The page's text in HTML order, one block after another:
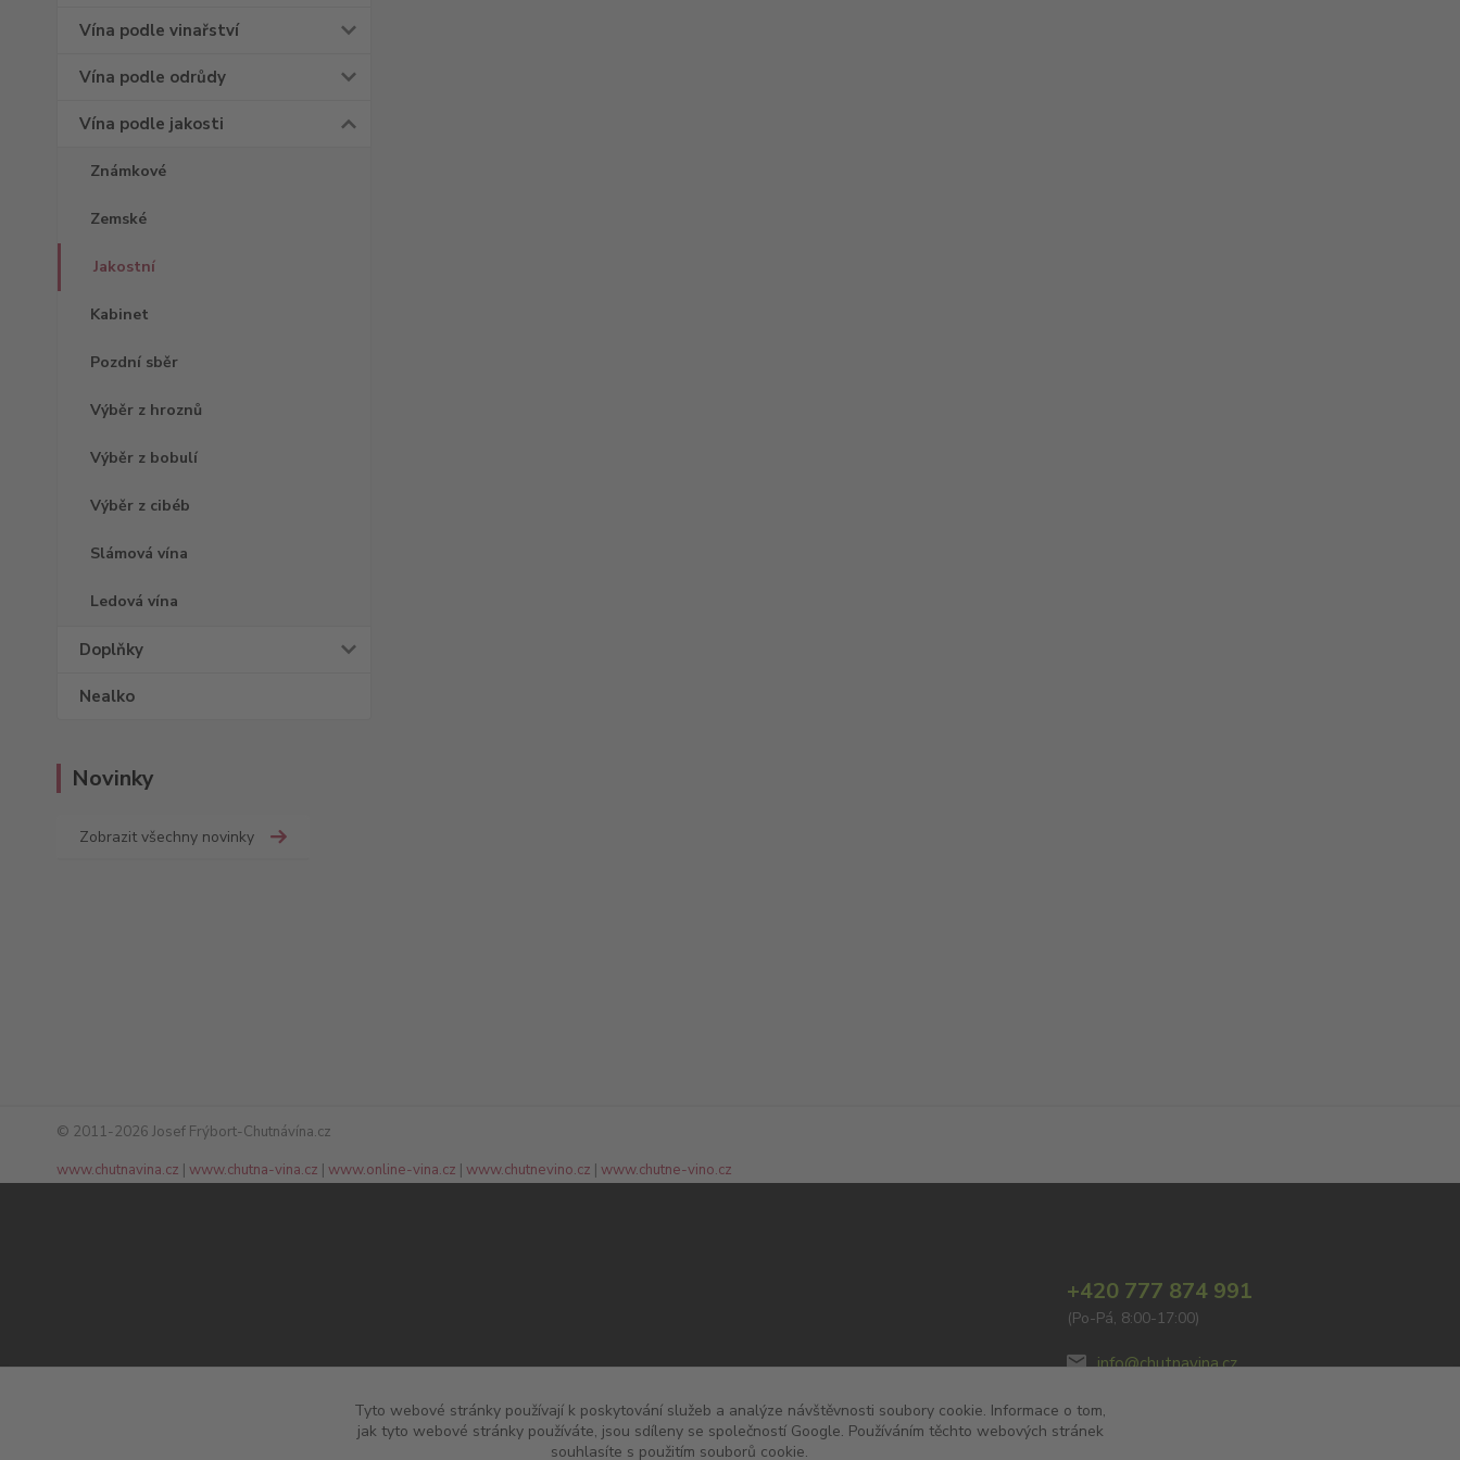
Vína podle vinařství
Vína podle odrůdy
Vína podle jakosti
Známkové
Zemské
Jakostní
Kabinet
Pozdní sběr
Výběr z hroznů
Výběr z bobulí
Výběr z cibéb
Slámová vína
Ledová vína
Doplňky
Nealko
Novinky
Zobrazit všechny novinky
© 2011-2026 Josef Frýbort-Chutnávína.cz
www.chutnavina.cz | www.chutna-vina.cz | www.online-vina.cz | www.chutnevino.cz | www.chutne-vino.cz
+420 777 874 991
(Po-Pá, 8:00-17:00)
info@chutnavina.cz
Tyto webové stránky používají k poskytování služeb a analýze návštěvnosti soubory cookie. Informace o tom,
jak tyto webové stránky používáte, jsou sdíleny se společností Google. Používáním těchto webových stránek
souhlasíte s použitím souborů cookie.